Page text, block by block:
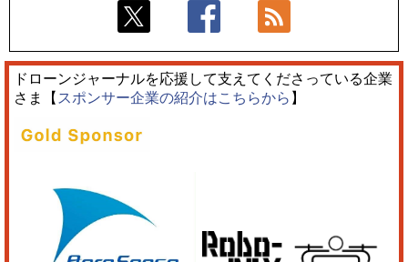
ドローンジャーナルを応援して支えてくださっている企業
さま【 スポンサー企業の紹介はこちらから 】